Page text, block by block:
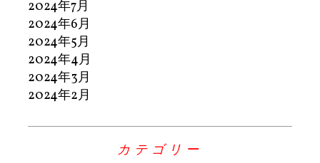
2024年7月
2024年6月
2024年5月
2024年4月
2024年3月
2024年2月
カテゴリー